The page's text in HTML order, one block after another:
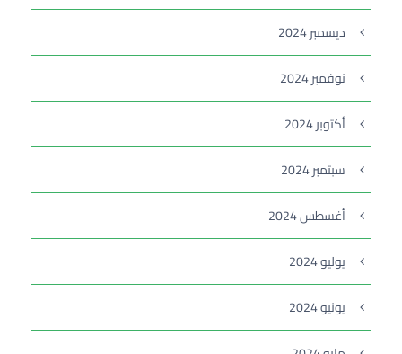
ديسمبر 2024
نوفمبر 2024
أكتوبر 2024
سبتمبر 2024
أغسطس 2024
يوليو 2024
يونيو 2024